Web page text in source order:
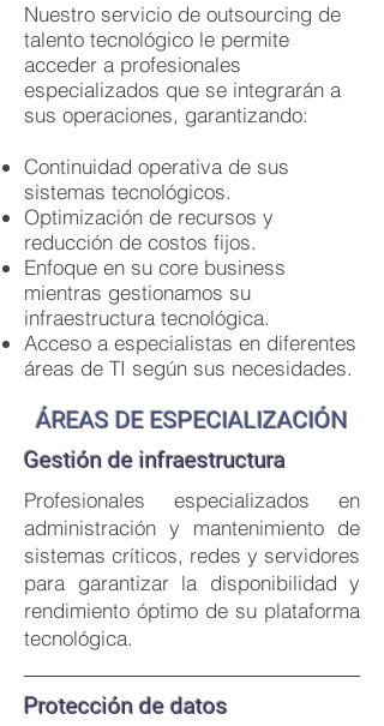
Nuestro servicio de outsourcing de
talento tecnológico le permite
acceder a profesionales
especializados que se integrarán a
sus operaciones, garantizando:
Continuidad operativa de sus
sistemas tecnológicos.
Optimización de recursos y
reducción de costos fijos.
Enfoque en su core business
mientras gestionamos su
infraestructura tecnológica.
Acceso a especialistas en diferentes
áreas de TI según sus necesidades.
ÁREAS DE ESPECIALIZACIÓN
Gestión de infraestructura
Profesionales especializados en
administración y mantenimiento de
sistemas críticos, redes y servidores
para garantizar la disponibilidad y
rendimiento óptimo de su plataforma
tecnológica.
Protección de datos